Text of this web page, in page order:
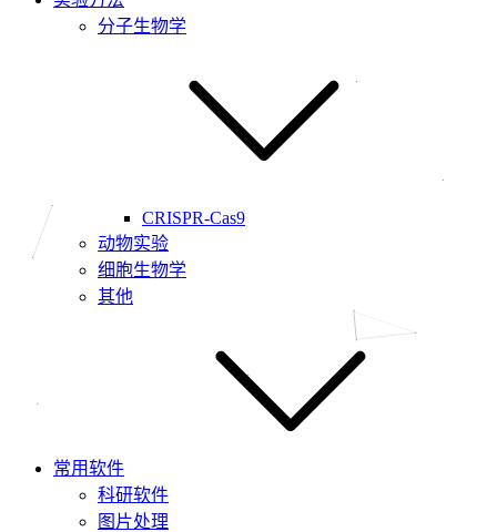
分子生物学
CRISPR-Cas9
动物实验
细胞生物学
其他
常用软件
科研软件
图片处理